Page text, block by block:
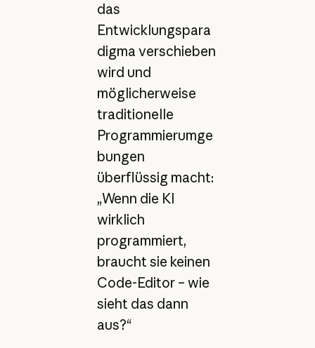
das
Entwicklungspara
digma verschieben
wird und
möglicherweise
traditionelle
Programmierumge
bungen
überflüssig macht:
„Wenn die KI
wirklich
programmiert,
braucht sie keinen
Code-Editor – wie
sieht das dann
aus?“